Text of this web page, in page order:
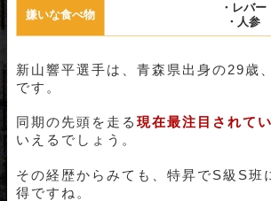
嫌いな食べ物
・レバー
・人参
新山響平選手は、青森県出身の29歳
です。
同期の先頭を走る 現在最注目されて
いえるでしょう。
その経歴からみても、特昇でS級S班
得ですね。